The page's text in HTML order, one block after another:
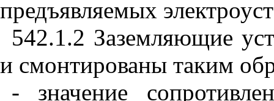
предъявляемых
542.1.2 Заземляющие
и смонтированы таким
- значение